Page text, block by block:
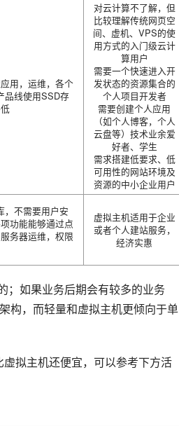
用，运维，各个
品线使用SSD存
对云计算不了解，但
比较理解传统网页空
间、虚机、VPS的使
用方式的入门级云计
算用户
需要一个快速进入开
发状态的资源集合的
个人项目开发者
需要创建个人应用
（如个人博客，个人
云盘等）技术业余爱
好者、学生
需求搭建低要求、低
可用性的网站环境及
资源的中小企业用户
，不需要用户安
功能能够通过点
务器运维，权限
虚拟主机适用于企业
或者个人建站服务，
经济实惠
；如果业务后期会有较多的业务
构，而轻量和虚拟主机更倾向于单
拟主机还便宜，可以参考下方活